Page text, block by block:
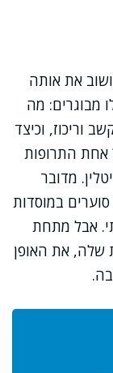
את אותה
מבוגרים: מה
וריכוז, וכיצד
אחת התרופות
מדובר
במוסדות
אבל מתחת
שלה, את האופן